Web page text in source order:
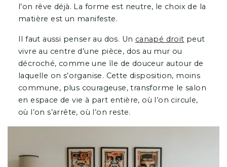
l’on rêve déjà. La forme est neutre, le choix de la
matière est un manifeste.
Il faut aussi penser au dos. Un canapé droit peut
vivre au centre d’une pièce, dos au mur ou
décroché, comme une île de douceur autour de
laquelle on s’organise. Cette disposition, moins
commune, plus courageuse, transforme le salon
en espace de vie à part entière, où l’on circule,
où l’on s’arrête, où l’on reste.